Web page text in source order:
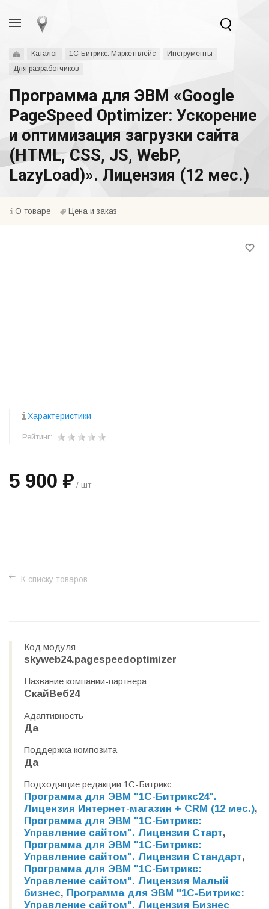
Каталог 1С-Битрикс: Маркетплейс
Инструменты
Для разработчиков
Программа для ЭВМ «Google
PageSpeed Optimizer: Ускорение
и оптимизация загрузки сайта
(HTML, CSS, JS, WebP,
LazyLoad)». Лицензия (12 мес.)
О товаре Цена и заказ
Характеристики
Рейтинг:
5 900 ₽ / шт
К списку товаров
Код модуля
skyweb24.pagespeedoptimizer
Название компании-партнера
СкайВеб24
Адаптивность
Да
Поддержка композита
Да
Подходящие редакции 1С-Битрикс
Программа для ЭВМ "1С-Битрикс24".
Лицензия Интернет-магазин + CRM (12 мес.),
Программа для ЭВМ "1С-Битрикс:
Управление сайтом". Лицензия Старт,
Программа для ЭВМ "1С-Битрикс:
Управление сайтом". Лицензия Стандарт,
Программа для ЭВМ "1С-Битрикс:
Управление сайтом". Лицензия Малый
бизнес, Программа для ЭВМ "1С-Битрикс:
Управление сайтом". Лицензия Бизнес